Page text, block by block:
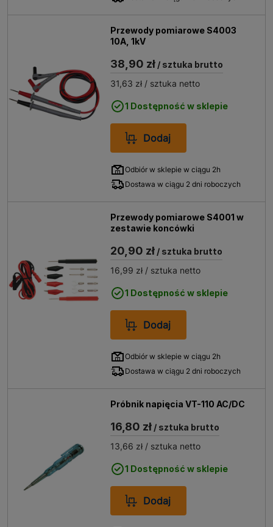
Przewody pomiarowe S4003
10A, 1kV
38,90 zł / sztuka brutto
31,63 zł / sztuka netto
1 Dostępność w sklepie
Dodaj
Odbiór w sklepie w ciągu 2h
Dostawa w ciągu 2 dni roboczych
Przewody pomiarowe S4001 w
zestawie koncówki
20,90 zł / sztuka brutto
16,99 zł / sztuka netto
1 Dostępność w sklepie
Dodaj
Odbiór w sklepie w ciągu 2h
Dostawa w ciągu 2 dni roboczych
Próbnik napięcia VT-110 AC/DC
16,80 zł / sztuka brutto
13,66 zł / sztuka netto
1 Dostępność w sklepie
Dodaj